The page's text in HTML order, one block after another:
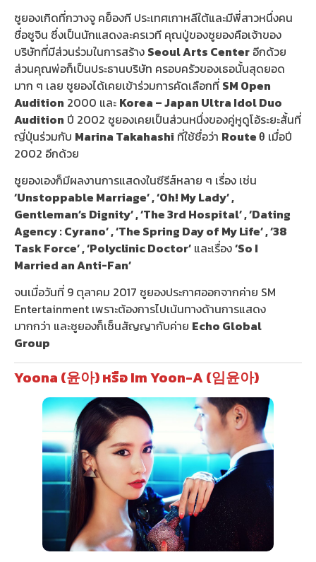
ซูยองเกิดที่กวางจู คย็องกี ประเทศเกาหลีใต้และมีพี่สาวหนึ่งคน
ชื่อซูจิน ซึ่งเป็นนักแสดงละครเวที คุณปู่ของซูยองคือเจ้าของ
บริษัทที่มีส่วนร่วมในการสร้าง Seoul Arts Center อีกด้วย
ส่วนคุณพ่อก็เป็นประธานบริษัท ครอบครัวของเธอนั้นสุดยอด
มาก ๆ เลย ซูยองได้เคยเข้าร่วมการคัดเลือกที่ SM Open
Audition 2000 และ Korea – Japan Ultra Idol Duo
Audition ปี 2002 ซูยองเคยเป็นส่วนหนึ่งของคู่หูดูโอ้ระยะสั้นที่
ญี่ปุ่นร่วมกับ Marina Takahashi ที่ใช้ชื่อว่า Route θ เมื่อปี
2002 อีกด้วย
ซูยองเองก็มีผลงานการแสดงในซีรีส์หลาย ๆ เรื่อง เช่น
‘Unstoppable Marriage’ , ‘Oh! My Lady’ ,
Gentleman’s Dignity’ , ‘The 3rd Hospital’ , ‘Dating
Agency : Cyrano’ , ‘The Spring Day of My Life’ , ‘38
Task Force’ , ‘Polyclinic Doctor’ และเรื่อง‘So I
Married an Anti-Fan’
จนเมื่อวันที่ 9 ตุลาคม 2017 ซูยองประกาศออกจากค่าย SM
Entertainment เพราะต้องการไปเน้นทางด้านการแสดง
มากกว่า และซูยองก็เซ็นสัญญากับค่าย Echo Global
Group
Yoona (윤아) หรือ Im Yoon-A (임윤아)